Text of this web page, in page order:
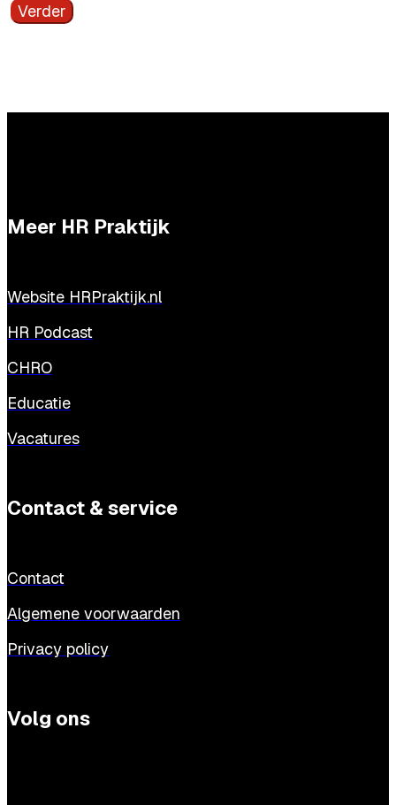
Verder
Meer HR Praktijk
Website HRPraktijk.nl
HR Podcast
CHRO
Educatie
Vacatures
Contact & service
Contact
Algemene voorwaarden
Privacy policy
Volg ons